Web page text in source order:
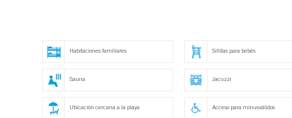
Habitaciones familiares Sillitas para bebés
Sauna Jacuzzi
Ubicación cercana a la playa Acceso para minusválidos